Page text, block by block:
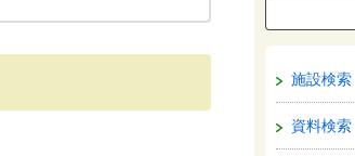
施設検索
資料検索